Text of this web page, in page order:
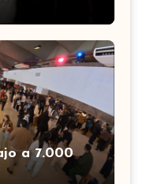
a 7.000